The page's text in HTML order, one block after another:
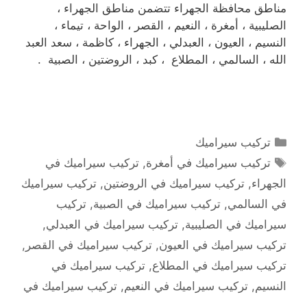
مناطق محافظة الجهراء تتضمن مناطق الجهراء ،
الصليبية ، أمغرة ، النعيم ، القصر ، الواحة ، تيماء ،
النسيم ، العيون ، العبدلي ، الجهراء ، كاظمة ، سعد العبد
الله ، السالمي ، المطلاع ، كبد ، الروضتين ، الصبية .
التصنيفات
تركيب سيراميك
الوسوم
تركيب سيراميك في أمغرة,تركيب سيراميك في
الجهراء, تركيب سيراميك في الروضتين, تركيب سيراميك
في السالمي, تركيب سيراميك في الصبية, تركيب
سيراميك في الصليبية, تركيب سيراميك في العبدلي,
تركيب سيراميك في العيون, تركيب سيراميك في القصر ,
تركيب سيراميك في المطلاع, تركيب سيراميك في
النسيم, تركيب سيراميك في النعيم, تركيب سيراميك في